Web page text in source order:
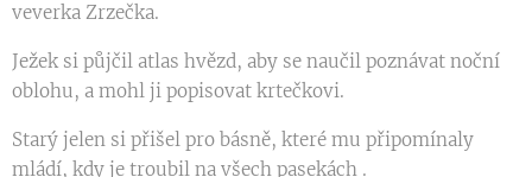
veverka Zrzečka.
Ježek si půjčil atlas hvězd, aby se naučil poznávat noční
oblohu, a mohl ji popisovat krtečkovi.
Starý jelen si přišel pro básně, které mu připomínaly
mládí, kdy je troubil na všech pasekách .